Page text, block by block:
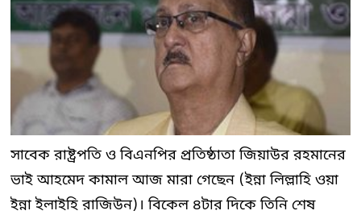
সাবেক রাষ্ট্রপতি ও বিএনপির প্রতিষ্ঠাতা জিয়াউর রহমানের
ভাই আহমেদ কামাল আজ মারা গেছেন (ইন্না লিল্লাহি ওয়া
ইন্না ইলাইহি রাজিউন)। বিকেল ৪টার দিকে তিনি শেষ